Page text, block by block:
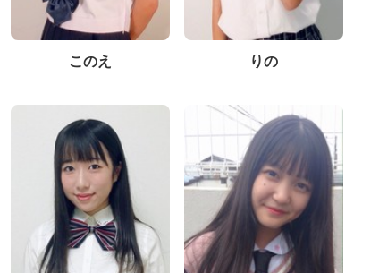
このえ りの